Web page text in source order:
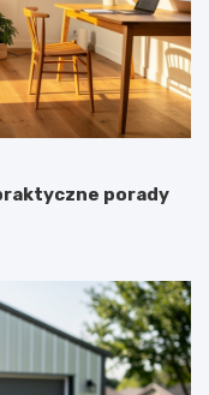
porady